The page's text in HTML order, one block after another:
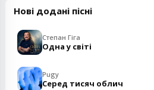
Нові додані пісні
Степан Гіга
Одна у світі
Pugy
Серед тисяч облич